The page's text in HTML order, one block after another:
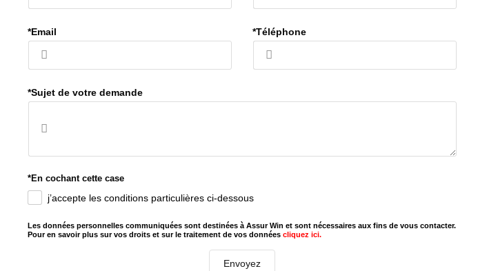
*Email *Téléphone
*Sujet de votre demande
*En cochant cette case
j’accepte les conditions particulières ci-dessous
Les données personnelles communiquées sont destinées à Assur Win et sont nécessaires aux fins de vous contacter.
Pour en savoir plus sur vos droits et sur le traitement de vos données cliquez ici.
Envoyez